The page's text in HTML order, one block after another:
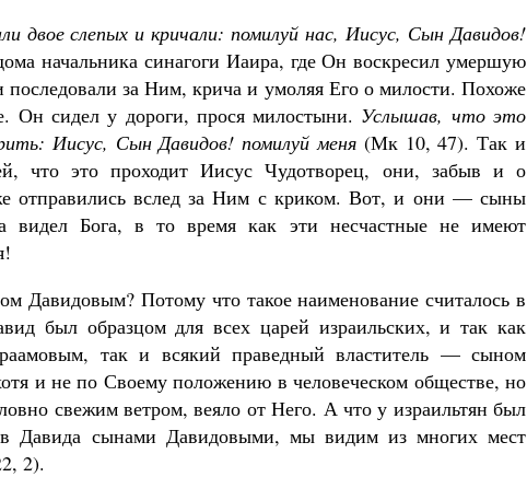
двое слепых и кричали: помилуй нас, Иисус, Сын Давидов!
начальника синагоги Иаира, где Он воскресил умершую
за Ним, крича и умоляя Его о милости. Похоже
Он сидел у дороги, прося милостыни. Услышав, что это
Иисус, Сын Давидов! помилуй меня(Мк 10, 47). Так и
что это проходит Иисус Чудотворец, они, забыв и о
отправились вслед за Ним с криком. Вот, и они — сыны
видел Бога, в то время как эти несчастные не имеют
Давидовым? Потому что такое наименование считалось в
был образцом для всех царей израильских, и так как
так и всякий праведный властитель — сыном
и не по Своему положению в человеческом обществе, но
свежим ветром, веяло от Него. А что у израильтян был
Давида сынами Давидовыми, мы видим из многих мест
2).